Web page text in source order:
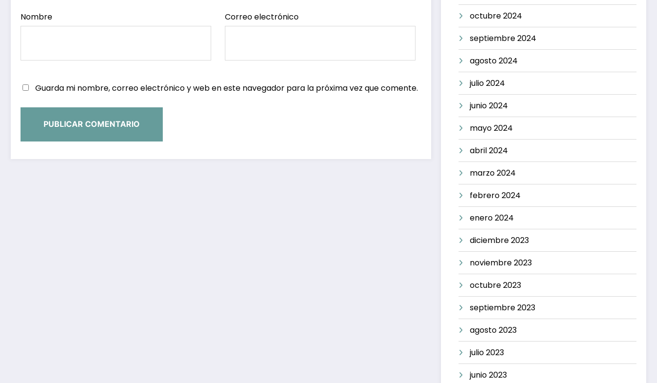
Nombre Correo electrónico
Guarda mi nombre, correo electrónico y web en este navegador para la próxima vez que comente.
octubre 2024
septiembre 2024
agosto 2024
julio 2024
junio 2024
mayo 2024
abril 2024
marzo 2024
febrero 2024
enero 2024
diciembre 2023
noviembre 2023
octubre 2023
septiembre 2023
agosto 2023
julio 2023
junio 2023